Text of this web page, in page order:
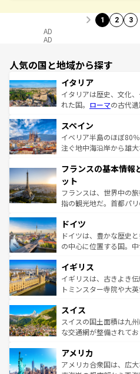
1 2 3
AD
AD
人気の国と地域から探す
イタリア
イタリアは歴史、文化
れた国。 ローマの古代
ろん、トスカーナの美
景など、自然景観も見
ピザやパスタなど、絶
ませてくれるイタリア
なお、新着のイタリア情
しい。
スペイン
イベリア半島のほぼ80
注ぐ地中海沿岸から雄
文化が根付くこの国で
れる闘牛、そして美味
る。首都マドリードの
アートに溢れた街角か
せる。地方によって風
ンテンツ一覧を参照し
フランスの基本情報
ット
フランスは、世界中の
指の観光地だ。首都パ
で、幅広い魅力が詰ま
聖堂、美しいビーチ、
から魅了する。また、
いる。シャンパンの発
香り高いラベンダー畑
らに、パリ以外の地域
れる地方に足を運ぶと
きるだろう。
を参照してほしい。
ドイツ
ドイツは、豊かな歴史
の中心に位置する国。
顔を持つこの国は、ど
ルリンの文化的活気、
してライン川沿いのワ
は、お酒好きな人にはぜひ体験
ドイツ情報はコンテン
イギリス
イギリスは、古きよき
トミンスター寺院や大
リアごとに異なる魅力
ティー、ビール好きに
戦など、本場だからこ
ンツ一覧を参照してほし
スイス
スイスの国土面積は九
な交通網が整備されて
の建物がそのまま残る
博物館もあり、アルプ
アメリカ
アメリカ合衆国は、広